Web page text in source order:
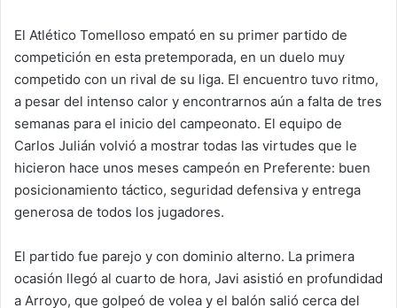
El Atlético Tomelloso empató en su primer partido de
competición en esta pretemporada, en un duelo muy
competido con un rival de su liga. El encuentro tuvo ritmo,
a pesar del intenso calor y encontrarnos aún a falta de tres
semanas para el inicio del campeonato. El equipo de
Carlos Julián volvió a mostrar todas las virtudes que le
hicieron hace unos meses campeón en Preferente: buen
posicionamiento táctico, seguridad defensiva y entrega
generosa de todos los jugadores.
El partido fue parejo y con dominio alterno. La primera
ocasión llegó al cuarto de hora, Javi asistió en profundidad
a Arroyo, que golpeó de volea y el balón salió cerca del